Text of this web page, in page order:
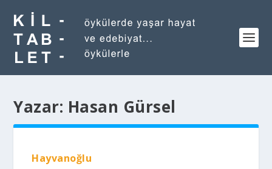
Yazar: Hasan Gürsel
Hayvanoğlu